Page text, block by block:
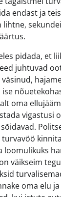
endast ja
lihtne,
pidada, et
juhtuvad
oma
vigastusi
loomulikuks
väikseim
oma elu